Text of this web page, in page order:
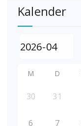
Kalender
M D
30 31
6 7